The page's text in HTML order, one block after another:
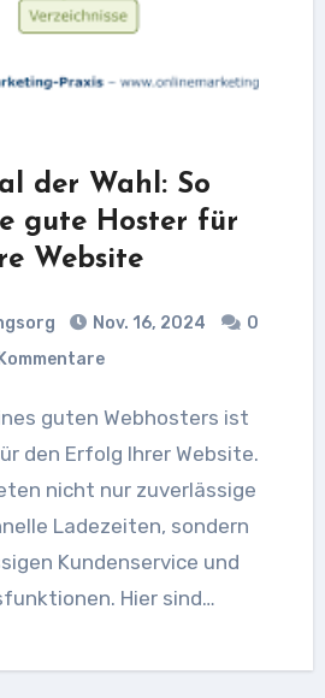
der Wahl: So
gute Hoster für
Website
Nov. 16, 2024
0
Kommentare
den Erfolg Ihrer Website.
nicht nur zuverlässige
Ladezeiten, sondern
Kundenservice und
Hier sind…